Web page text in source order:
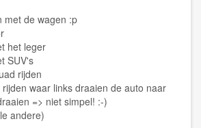
met de wagen :p
het leger
SUV's
rijden
waar links draaien de auto naar
=> niet simpel! :-)
andere)